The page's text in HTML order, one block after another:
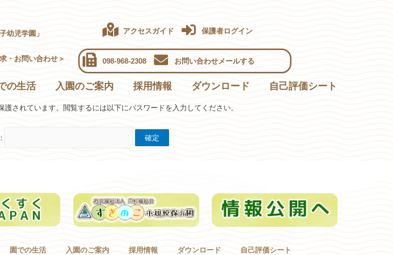
幼児学園」 アクセスガイド 保護者ログイン
・お問い合わせ＞ 098-968-2308 お問い合わせメールする
の生活 入園のご案内 採用情報 ダウンロード 自己評価シート
されています。閲覧するには以下にパスワードを入力してください。
園での生活 入園のご案内 採用情報 ダウンロード 自己評価シート